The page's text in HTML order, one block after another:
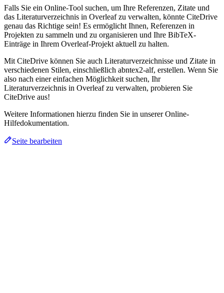
Falls Sie ein Online-Tool suchen, um Ihre Referenzen, Zitate und
das Literaturverzeichnis in Overleaf zu verwalten, könnte CiteDrive
genau das Richtige sein! Es ermöglicht Ihnen, Referenzen in
Projekten zu sammeln und zu organisieren und Ihre BibTeX-
Einträge in Ihrem Overleaf-Projekt aktuell zu halten.
Mit CiteDrive können Sie auch Literaturverzeichnisse und Zitate in
verschiedenen Stilen, einschließlich abntex2-alf, erstellen. Wenn Sie
also nach einer einfachen Möglichkeit suchen, Ihr
Literaturverzeichnis in Overleaf zu verwalten, probieren Sie
CiteDrive aus!
Weitere Informationen hierzu finden Sie in unserer Online-
Hilfedokumentation.
Seite bearbeiten